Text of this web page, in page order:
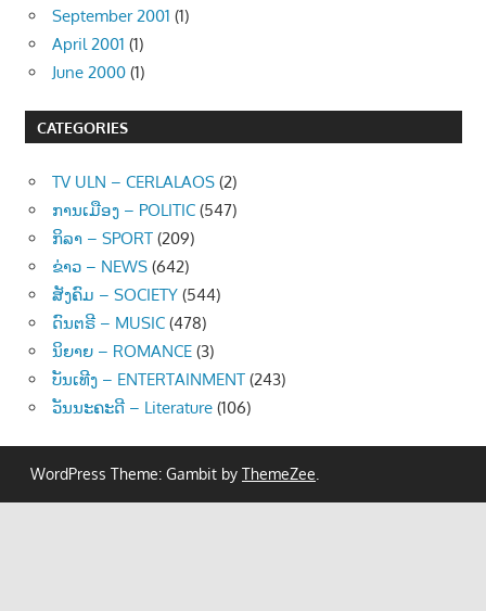
September 2001 (1)
April 2001 (1)
June 2000 (1)
CATEGORIES
TV ULN – CERLALAOS (2)
ການເມືອງ – POLITIC (547)
ກິລາ – SPORT (209)
ຂ່າວ – NEWS (642)
ສັງຄົມ – SOCIETY (544)
ດົນຕຣີ – MUSIC (478)
ນິຍາຍ – ROMANCE (3)
ບັນເທີງ – ENTERTAINMENT (243)
ວັນນະຄະດີ – Literature (106)
WordPress Theme: Gambit by ThemeZee